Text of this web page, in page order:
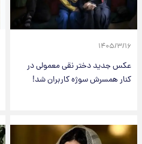
۱۴۰۵/۳/۱۶
عکس جدید دختر نقی معمولی در
کنار همسرش سوژه کاربران شد!